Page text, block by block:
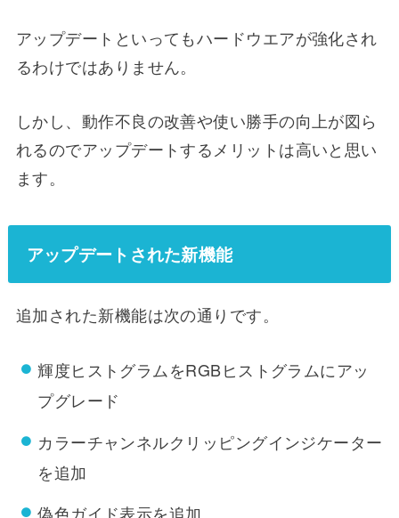
アップデートといってもハードウエアが強化され
るわけではありません。
しかし、動作不良の改善や使い勝手の向上が図ら
れるのでアップデートするメリットは高いと思い
ます。
アップデートされた新機能
追加された新機能は次の通りです。
輝度ヒストグラムをRGBヒストグラムにアッ
プグレード
カラーチャンネルクリッピングインジケーター
を追加
偽色ガイド表示を追加